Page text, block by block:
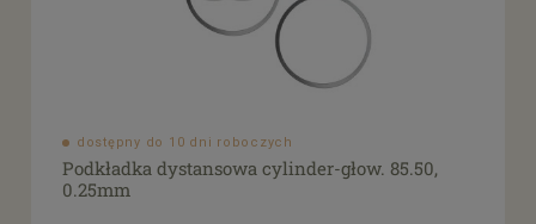
dostępny do 10 dni roboczych
Podkładka dystansowa cylinder-głow. 85.50,
0.25mm